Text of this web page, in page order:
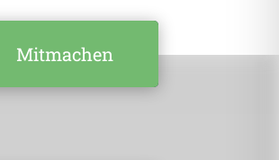
Mitmachen